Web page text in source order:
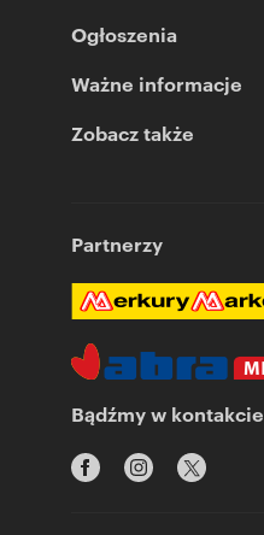
Ogłoszenia
Ważne informacje
Zobacz także
Partnerzy
Bądźmy w kontakcie